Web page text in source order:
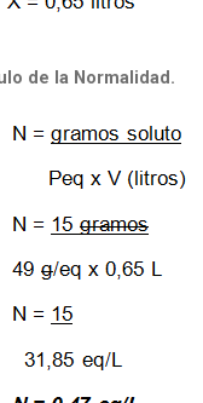
de la Normalidad.